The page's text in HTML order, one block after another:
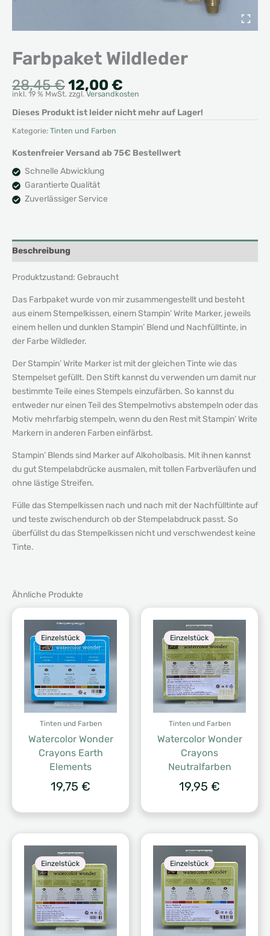
Farbpaket Wildleder
28,45€Ursprünglicher
Preis
war:
28,45 €
12,00 €
Preis
ist:
inkl. 19 % MwSt. zzgl.Versandkosten
Dieses Produkt ist leider nicht mehr auf Lager!
Kategorie: Tinten und Farben
Kostenfreier Versand ab 75€ Bestellwert
Schnelle Abwicklung
Garantierte Qualität
Zuverlässiger Service
Beschreibung
Produktzustand: Gebraucht
Das Farbpaket wurde von mir zusammengestellt und besteht
aus einem Stempelkissen, einem Stampin’ Write Marker, jeweils
einem hellen und dunklen Stampin’ Blend und Nachfülltinte, in
der Farbe Wildleder.
Der Stampin’ Write Marker ist mit der gleichen Tinte wie das
Stempelset gefüllt. Den Stift kannst du verwenden um damit nur
bestimmte Teile eines Stempels einzufärben. So kannst du
entweder nur einen Teil des Stempelmotivs abstempeln oder das
Motiv mehrfarbig stempeln, wenn du den Rest mit Stampin’ Write
Markern in anderen Farben einfärbst.
Stampin’ Blends sind Marker auf Alkoholbasis. Mit ihnen kannst
du gut Stempelabdrücke ausmalen, mit tollen Farbverläufen und
ohne lästige Streifen.
Fülle das Stempelkissen nach und nach mit der Nachfülltinte auf
und teste zwischendurch ob der Stempelabdruck passt. So
überfüllst du das Stempelkissen nicht und verschwendest keine
Tinte.
Ähnliche Produkte
Einzelstück
Tinten und Farben
Watercolor Wonder
Crayons Earth
Elements
19,75 €
Einzelstück
Tinten und Farben
Watercolor Wonder
Crayons
Neutralfarben
19,95 €
Einzelstück Einzelstück